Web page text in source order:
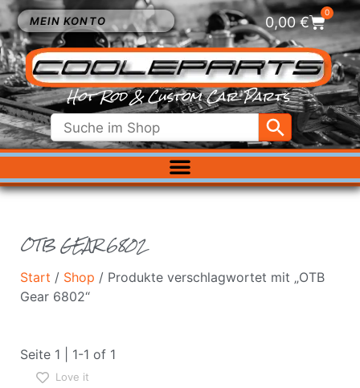
MEIN KONTO 0,00€
0
Hot Rod & Custom Car Parts
ELEKTRIK
INNENRAUM
KÜHLUNG
OTB GEAR 6802
Start / Shop / Produkte verschlagwortet mit „OTB
Gear 6802“
Seite 1 | 1-1 of 1
Love it